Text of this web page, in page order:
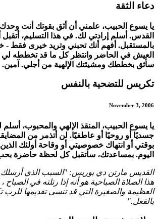
دعاء الثقة
يا يسوع الحبيب، علمني أن أثق بقوتك أنت
القدس. أسلم إرادتي لك. في هذا التسليم،
بالمستقبل. أفهم أنك تحبني وتريد خيرى فقط
العيش في الحاضر وانتظر كل ما قد تخططه
سأثق بخططك ومشيئتك الإلهية من أجلي. آمين.
تكريس للتضحية بالنفس
November 3, 2006
يا يسوع الحبيب، المنقذ الإلهي والمحبوب،
جسديًا أو روحيًا أو عاطفيًا. لن أتذمر من
بوقتي أو انتهاك خصوصيتي أو وقاحة أولئك
اليوم. بمساعدتك، سأتقبل كل لحظة حاضرة
القديس مارتن دي بوريس: "السبب الذي أرسلك
هذا الصلاة الصباحية هو أنه إذا رتلته في
العظيمة والصغيرة التي قد تنسى تقديمها
بالفعل."